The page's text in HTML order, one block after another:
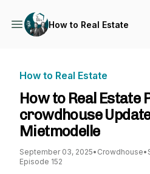
How to Real Estate
How to Real Estate
How to Real Estate
crowdhouse
Mietmodelle
September 03, 2025• Crowdhouse•
Episode 152